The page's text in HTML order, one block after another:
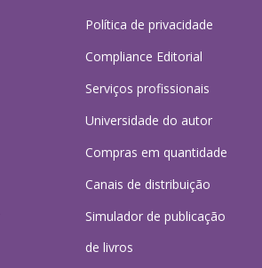
Política de privacidade
Compliance Editorial
Serviços profissionais
Universidade do autor
Compras em quantidade
Canais de distribuição
Simulador de publicação
de livros